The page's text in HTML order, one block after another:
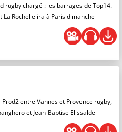
rugby chargé : les barrages de Top14.
Rochelle ira à Paris dimanche
entre Vannes et Provence rugby,
et Jean-Baptise Elissalde